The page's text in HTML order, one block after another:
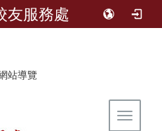
友服務處
站導覽
Toggle